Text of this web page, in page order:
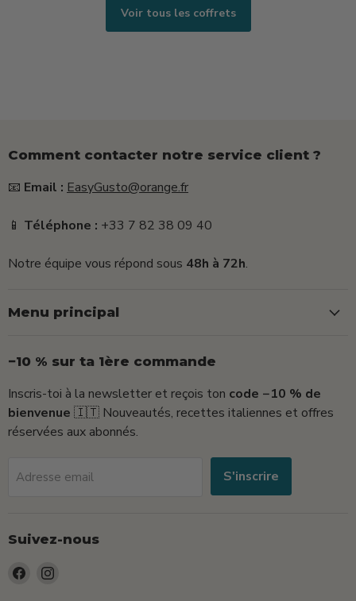
Voir tous les coffrets
Comment contacter notre service client ?
📧 Email : EasyGusto@orange.fr
📱 Téléphone : +33 7 82 38 09 40
Notre équipe vous répond sous 48h à 72h.
Menu principal
−10 % sur ta 1ère commande
Inscris-toi à la newsletter et reçois ton code −10 % de
bienvenue 🇮🇹 Nouveautés, recettes italiennes et offres
réservées aux abonnés.
Adresse email S'inscrire
Suivez-nous
Trouvez-